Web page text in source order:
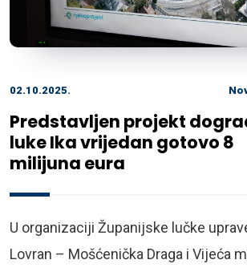
02.10.2025.
Predstavljen projekt
luke Ika vrijedan gotovo 8
milijuna eura
U organizaciji Županijske lučke
Lovran – Mošćenička Draga i Vijeća